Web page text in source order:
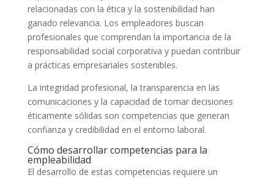
relacionadas con la ética y la sostenibilidad han
ganado relevancia. Los empleadores buscan
profesionales que comprendan la importancia de la
responsabilidad social corporativa y puedan contribuir
a prácticas empresariales sostenibles.
La integridad profesional, la transparencia en las
comunicaciones y la capacidad de tomar decisiones
éticamente sólidas son competencias que generan
confianza y credibilidad en el entorno laboral.
Cómo desarrollar competencias para la
empleabilidad
El desarrollo de estas competencias requiere un